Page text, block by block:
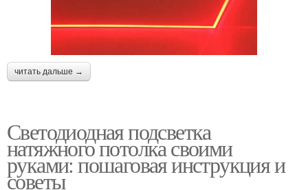
читать дальше →
Светодиодная подсветка
натяжного потолка своими
руками: пошаговая инструкция и
советы